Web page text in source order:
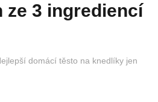
ze 3 ingrediencí
domácí těsto na knedlíky jen